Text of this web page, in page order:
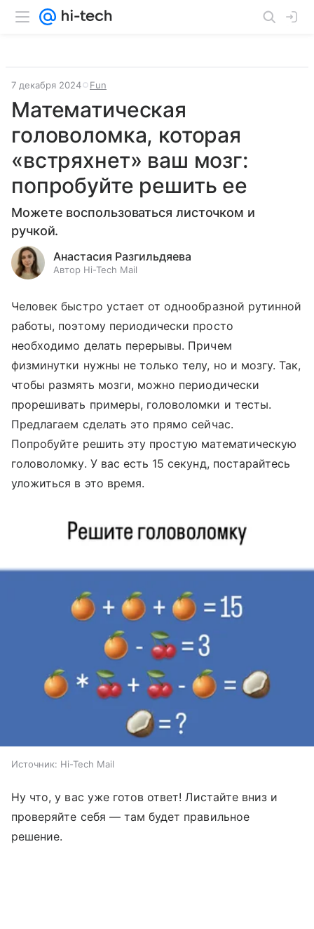
7 декабря 2024 Fun
Математическая
головоломка, которая
«встряхнет» ваш мозг:
попробуйте решить ее
Можете воспользоваться листочком и
ручкой.
Анастасия Разгильдяева
Автор Hi-Tech Mail
Человек быстро устает от однообразной рутинной
работы, поэтому периодически просто
необходимо делать перерывы. Причем
физминутки нужны не только телу, но и мозгу. Так,
чтобы размять мозги, можно периодически
прорешивать примеры, головоломки и тесты.
Предлагаем сделать это прямо сейчас.
Попробуйте решить эту простую математическую
головоломку. У вас есть 15 секунд, постарайтесь
уложиться в это время.
Источник: Hi-Tech Mail
Ну что, у вас уже готов ответ! Листайте вниз и
проверяйте себя — там будет правильное
решение.